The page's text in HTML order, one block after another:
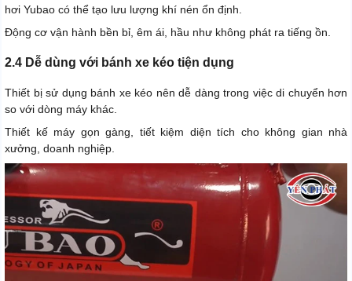
hơi Yubao có thể tạo lưu lượng khí nén ổn định.
Động cơ vận hành bền bỉ, êm ái, hầu như không phát ra tiếng ồn.
2.4 Dễ dùng với bánh xe kéo tiện dụng
Thiết bị sử dụng bánh xe kéo nên dễ dàng trong việc di chuyển hơn
so với dòng máy khác.
Thiết kế máy gọn gàng, tiết kiệm diện tích cho không gian nhà
xưởng, doanh nghiệp.